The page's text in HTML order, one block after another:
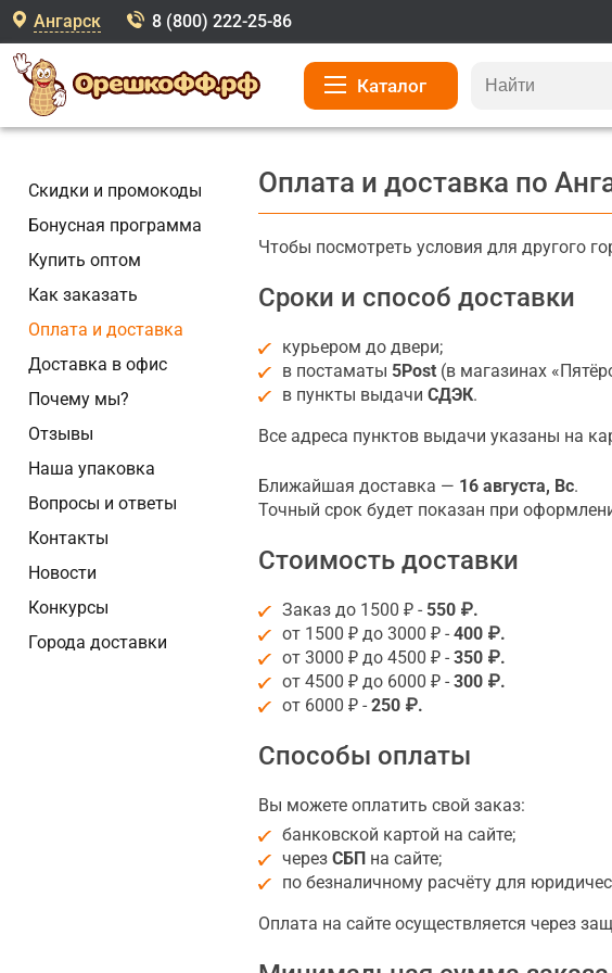
Ангарск 8 (800) 222-25-86
Каталог
Скидки и промокоды
Бонусная программа
Купить оптом
Как заказать
Оплата и доставка
Доставка в офис
Почему мы?
Отзывы
Наша упаковка
Вопросы и ответы
Контакты
Новости
Конкурсы
Города доставки
Оплата и доставка по
Чтобы посмотреть условия для другого
Сроки и способ доставки
курьером до двери;
в постаматы 5Post (в магазинах
в пункты выдачи СДЭК.
Все адреса пунктов выдачи указаны на
Ближайшая доставка — 16 августа, Вс.
Точный срок будет показан при
Стоимость доставки
Заказ до 1500 ₽ - 550 ₽.
от 1500 ₽ до 3000 ₽ - 400 ₽.
от 3000 ₽ до 4500 ₽ - 350 ₽.
от 4500 ₽ до 6000 ₽ - 300 ₽.
от 6000 ₽ - 250 ₽.
Способы оплаты
Вы можете оплатить свой заказ:
банковской картой на сайте;
через СБП на сайте;
по безналичному расчёту для
Оплата на сайте осуществляется через